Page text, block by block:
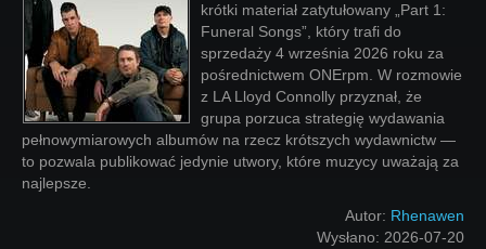
krótki materiał zatytułowany „Part 1:
Funeral Songs”, który trafi do
sprzedaży 4 września 2026 roku za
pośrednictwem ONErpm. W rozmowie
z LA Lloyd Connolly przyznał, że
grupa porzuca strategię wydawania
pełnowymiarowych albumów na rzecz krótszych wydawnictw —
to pozwala publikować jedynie utwory, które muzycy uważają za
najlepsze.
Autor: Rhenawen
Wysłano: 2026-07-20